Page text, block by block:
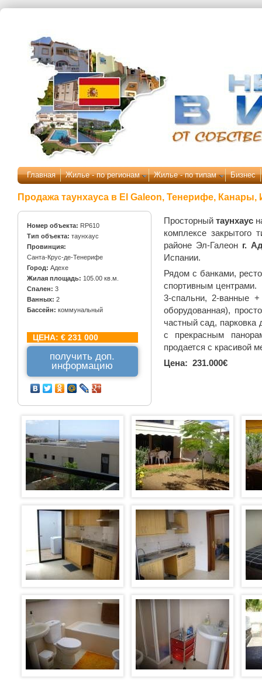
Перейти к основному содержанию
Главная Жилье - по регионам Жилье - по типам Бизнес
Продажа таунхауса в El Galeon, Тенерифе, Канары,
Номер объекта: RP610
Тип объекта: таунхаус
Провинция:
Санта-Крус-де-Тенерифе
Город: Адехе
Жилая площадь: 105.00 кв.м.
Спален: 3
Ванных: 2
Бассейн: коммунальный
ЦЕНА: € 231 000
получить доп.
информацию
Просторныйтаунхаус
комплексе закрытого
районе Эл-Галеон г.
Испании.
Рядом с банками,
спортивным
3-спальни, 2-ванные
оборудованная),
частный сад,
с прекрасным
продается с красивой
Цена: 231.000€